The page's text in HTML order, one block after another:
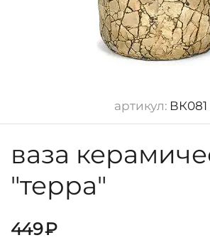
артикул: ВК081
ваза
"терра"
449₽